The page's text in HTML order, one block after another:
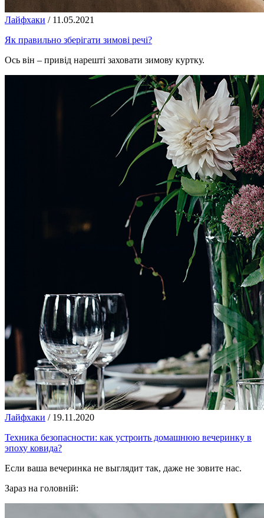
Лайфхаки / 11.05.2021
Як правильно зберігати зимові речі?
Ось він – привід нарешті заховати зимову куртку.
Лайфхаки / 19.11.2020
Техника безопасности: как устроить домашнюю вечеринку в
эпоху ковида?
Если ваша вечеринка не выглядит так, даже не зовите нас.
Зараз на головній: